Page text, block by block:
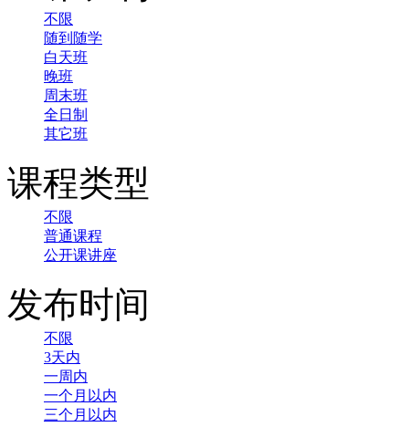
不限
随到随学
白天班
晚班
周末班
全日制
其它班
课程类型
不限
普通课程
公开课讲座
发布时间
不限
3天内
一周内
一个月以内
三个月以内